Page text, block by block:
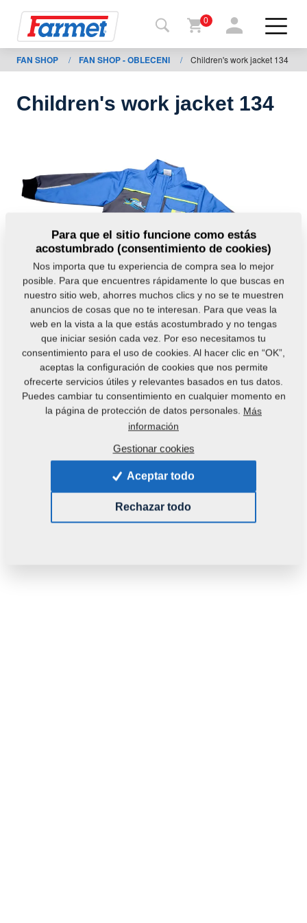
Volver
al
Mis
máquinas
A
descargar
0
FAN SHOP / FAN SHOP - OBLECENI / Children's work jacket 134
Children's work jacket 134
Código del producto: r00263
Verificar la disponibilidad
con IVA
pc.:
Para que el sitio funcione como estás
acostumbrado (consentimiento de cookies)
Nos importa que tu experiencia de compra sea lo mejor
posible. Para que encuentres rápidamente lo que buscas en
nuestro sitio web, ahorres muchos clics y no se te muestren
anuncios de cosas que no te interesan. Para que veas la
web en la vista a la que estás acostumbrado y no tengas
que iniciar sesión cada vez. Por eso necesitamos tu
consentimiento para el uso de cookies. Al hacer clic en “OK”,
aceptas la configuración de cookies que nos permite
ofrecerte servicios útiles y relevantes basados en tus datos.
Puedes cambiar tu consentimiento en cualquier momento en
la página de protección de datos personales. Más
información
Gestionar cookies
Aceptar todo
Rechazar todo